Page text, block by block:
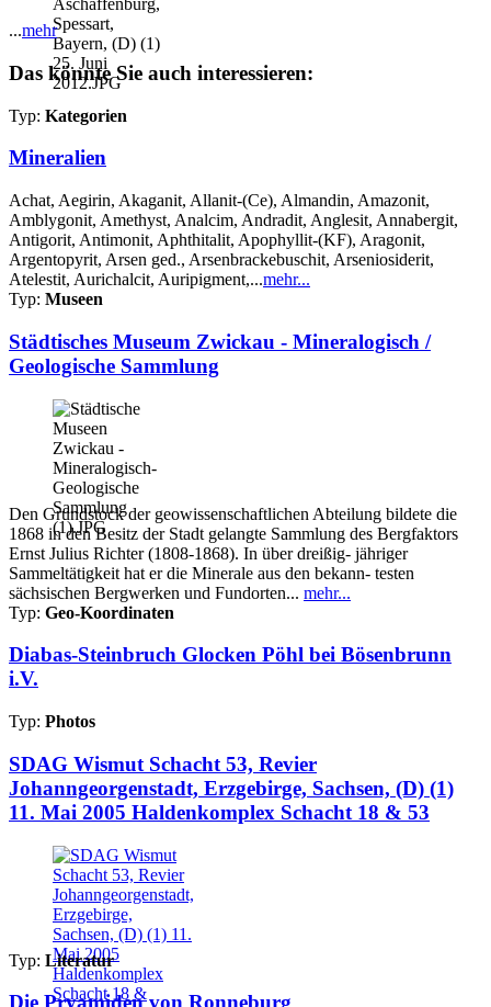
...mehr
Das könnte Sie auch interessieren:
Typ: Kategorien
Mineralien
Achat, Aegirin, Akaganit, Allanit-(Ce), Almandin, Amazonit,
Amblygonit, Amethyst, Analcim, Andradit, Anglesit, Annabergit,
Antigorit, Antimonit, Aphthitalit, Apophyllit-(KF), Aragonit,
Argentopyrit, Arsen ged., Arsenbrackebuschit, Arseniosiderit,
Atelestit, Aurichalcit, Auripigment,...mehr...
Typ: Museen
Städtisches Museum Zwickau - Mineralogisch /
Geologische Sammlung
Den Grundstock der geowissenschaftlichen Abteilung bildete die
1868 in den Besitz der Stadt gelangte Sammlung des Bergfaktors
Ernst Julius Richter (1808-1868). In über dreißig- jähriger
Sammeltätigkeit hat er die Minerale aus den bekann- testen
sächsischen Bergwerken und Fundorten... mehr...
Typ: Geo-Koordinaten
Diabas-Steinbruch Glocken Pöhl bei Bösenbrunn
i.V.
Typ: Photos
SDAG Wismut Schacht 53, Revier
Johanngeorgenstadt, Erzgebirge, Sachsen, (D) (1)
11. Mai 2005 Haldenkomplex Schacht 18 & 53
Typ: Literatur
Die Pryamiden von Ronneburg